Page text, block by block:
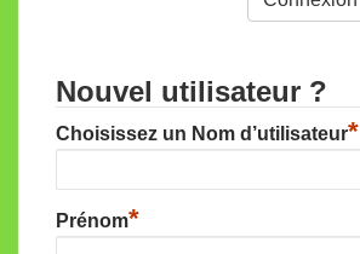
Nouvel utilisateur ?
Choisissez un Nom d’utilisateur*
Prénom*